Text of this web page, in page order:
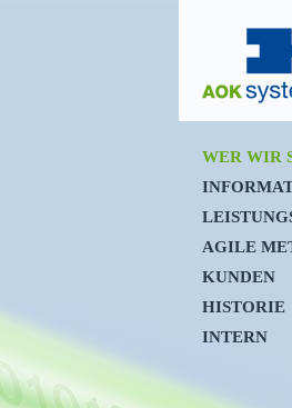
WER WIR
AGILE
KUNDEN
HISTORIE
INTERN